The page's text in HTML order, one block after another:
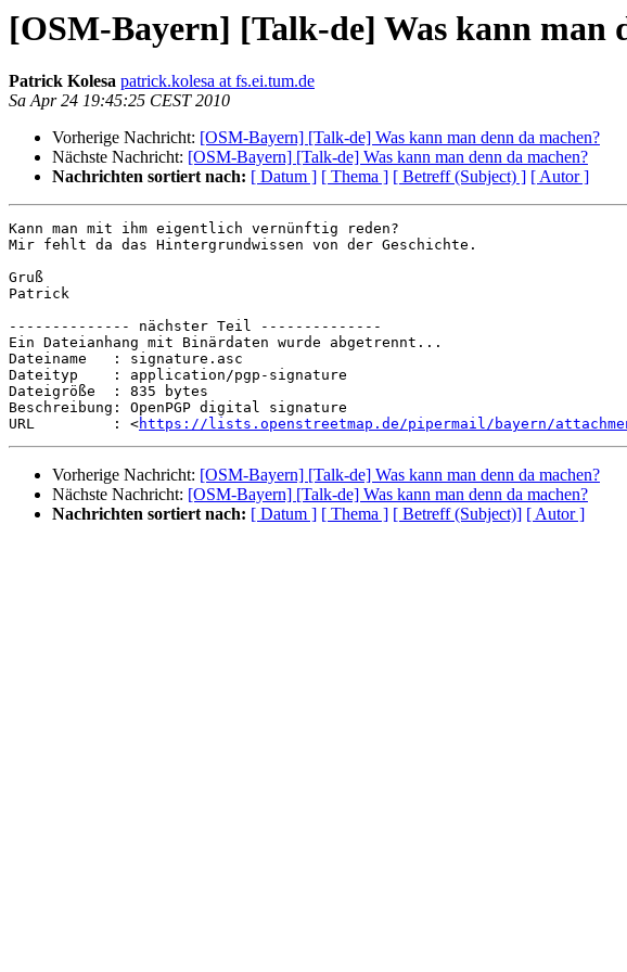
[OSM-Bayern] [Talk-de] Was kann man
Patrick Kolesa patrick.kolesa at fs.ei.tum.de
Sa Apr 24 19:45:25 CEST 2010
Vorherige Nachricht: [OSM-Bayern] [Talk-de] Was kann man denn da machen?
Nächste Nachricht: [OSM-Bayern] [Talk-de] Was kann man denn da machen?
Nachrichten sortiert nach: [ Datum ] [ Thema ] [ Betreff (Subject) ] [ Autor ]
Kann man mit ihm eigentlich vernünftig reden?
Mir fehlt da das Hintergrundwissen von der Geschichte.
Gruß
Patrick
-------------- nächster Teil --------------
Ein Dateianhang mit Binärdaten wurde abgetrennt...
Dateiname   : signature.asc
Dateityp    : application/pgp-signature
Dateigröße  : 835 bytes
Beschreibung: OpenPGP digital signature
URL         : <https://lists.openstreetmap.de/pipermail/bayern/
Vorherige Nachricht: [OSM-Bayern] [Talk-de] Was kann man denn da machen?
Nächste Nachricht: [OSM-Bayern] [Talk-de] Was kann man denn da machen?
Nachrichten sortiert nach: [ Datum ] [ Thema ] [ Betreff (Subject)] [ Autor ]